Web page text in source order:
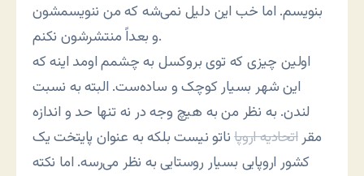
بنویسم. اما خب این دلیل نمی‌شه که من ننویسمشون
و بعداً منتشرشون نکنم.
اولین چیزی که توی بروکسل به چشمم اومد اینه که
این شهر بسیار کوچک و ساده‌ست. البته به نسبت
لندن. به نظر من به هیچ وجه در نه تنها حد و اندازه
مقراتحادیه اروپاناتو نیست بلکه به عنوان پایتخت یک
کشور اروپایی بسیار روستایی به نظر می‌رسه. اما نکته